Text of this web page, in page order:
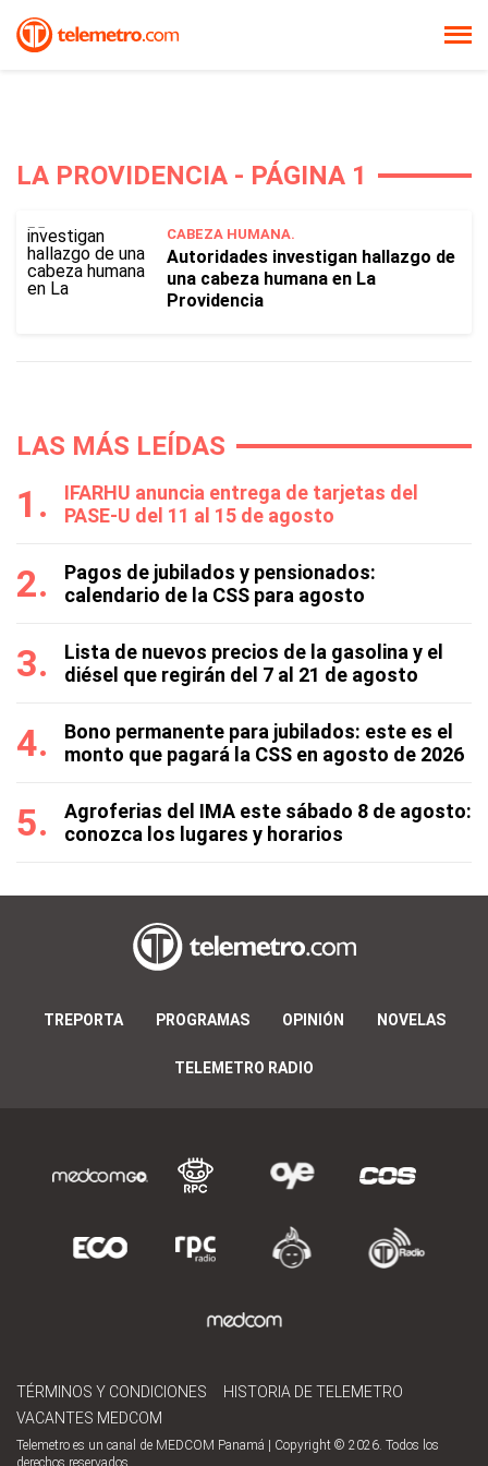
LA PROVIDENCIA - PÁGINA 1
CABEZA HUMANA.
Autoridades investigan hallazgo de
una cabeza humana en La
Providencia
LAS MÁS LEÍDAS
IFARHU anuncia entrega de tarjetas del
PASE-U del 11 al 15 de agosto
Pagos de jubilados y pensionados:
calendario de la CSS para agosto
Lista de nuevos precios de la gasolina y el
diésel que regirán del 7 al 21 de agosto
Bono permanente para jubilados: este es el
monto que pagará la CSS en agosto de 2026
Agroferias del IMA este sábado 8 de agosto:
conozca los lugares y horarios
TREPORTA PROGRAMAS OPINIÓN NOVELAS
TELEMETRO RADIO
TÉRMINOS Y CONDICIONES
HISTORIA DE TELEMETRO
VACANTES MEDCOM
Telemetro es un canal de MEDCOM Panamá | Copyright © 2026. Todos los
derechos reservados.